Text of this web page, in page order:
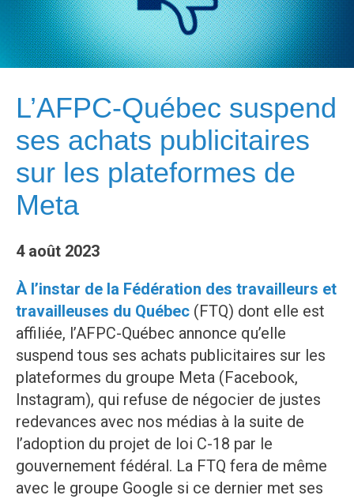
L’AFPC-Québec suspend
ses achats publicitaires
sur les plateformes de
Meta
4 août 2023
À l’instar de la Fédération des travailleurs et
travailleuses du Québec (FTQ) dont elle est
affiliée, l’AFPC-Québec annonce qu’elle
suspend tous ses achats publicitaires sur les
plateformes du groupe Meta (Facebook,
Instagram), qui refuse de négocier de justes
redevances avec nos médias à la suite de
l’adoption du projet de loi C-18 par le
gouvernement fédéral. La FTQ fera de même
avec le groupe Google si ce dernier met ses